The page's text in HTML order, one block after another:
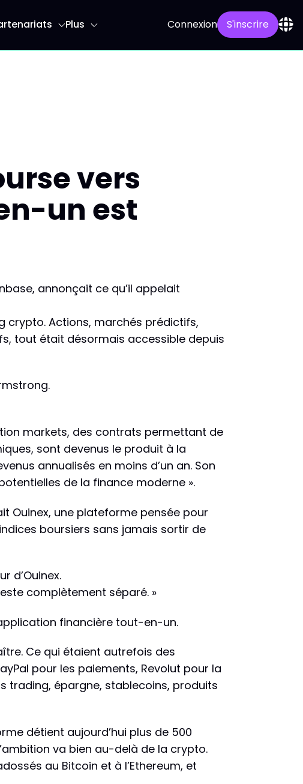
Plus Connexion S'inscrire
vers
un est
annonçait ce qu’il appelait
crypto. Actions, marchés prédictifs,
tout était désormais accessible depuis
markets, des contrats permettant de
sont devenus le produit à la
annualisés en moins d’un an. Son
de la finance moderne ».
Ouinex, une plateforme pensée pour
boursiers sans jamais sortir de
d’Ouinex.
complètement séparé. »
financière tout-en-un.
Ce qui étaient autrefois des
pour les paiements, Revolut pour la
trading, épargne, stablecoins, produits
détient aujourd’hui plus de 500
va bien au-delà de la crypto.
au Bitcoin et à l’Ethereum, et